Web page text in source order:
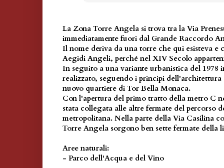
La Zona Torre Angela si trova tra la Via
immediatamente fuori dal Grande Raccordo
Il nome deriva da una torre che qui esisteva e
Aegidi Angeli, perché nel XIV Secolo
In seguito a una variante urbanistica del 1978
realizzato, seguendo i principi dell'architettura
nuovo quartiere di Tor Bella Monaca.
Con l'apertura del primo tratto della metro C
stata collegata alle altre fermate del percorso
metropolitana. Nella parte della Via Casilina
Torre Angela sorgono ben sette fermate della
Aree naturali:
- Parco dell'Acqua e del Vino